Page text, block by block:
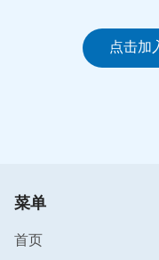
生命的，或是死的
变化、更新以至消
说不定命都搭上，
抓捕最后离开了家。
点击加
菜单
首页